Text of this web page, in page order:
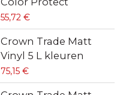
55,72 €
Crown Trade Matt
Vinyl 5 L kleuren
75,15 €